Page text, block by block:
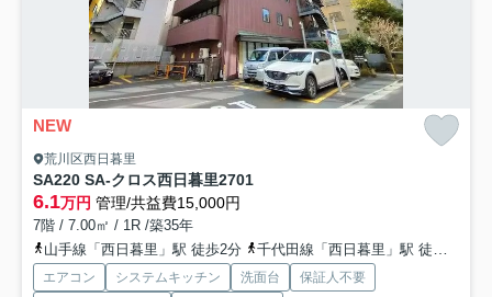
NEW
荒川区西日暮里
SA220 SA-クロス西日暮里2701
6.1万円 管理/共益費15,000円
7階 / 7.00㎡ / 1R /築35年
山手線「西日暮里」駅 徒歩2分
千代田線「西日暮里」駅 徒歩2分
エアコン システムキッチン 洗面台
保証人不要